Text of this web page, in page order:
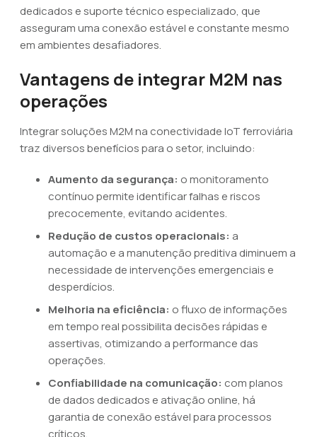
dedicados e suporte técnico especializado, que
asseguram uma conexão estável e constante mesmo
em ambientes desafiadores.
Vantagens de integrar M2M nas
operações
Integrar soluções M2M na conectividade IoT ferroviária
traz diversos benefícios para o setor, incluindo:
Aumento da segurança: o monitoramento
contínuo permite identificar falhas e riscos
precocemente, evitando acidentes.
Redução de custos operacionais: a
automação e a manutenção preditiva diminuem a
necessidade de intervenções emergenciais e
desperdícios.
Melhoria na eficiência: o fluxo de informações
em tempo real possibilita decisões rápidas e
assertivas, otimizando a performance das
operações.
Confiabilidade na comunicação: com planos
de dados dedicados e ativação online, há
garantia de conexão estável para processos
críticos.